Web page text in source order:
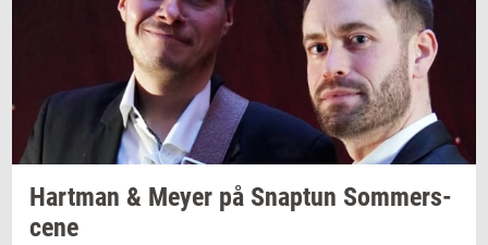
Hart­man & Meyer på Snap­tun Som­mer­s­
ce­ne